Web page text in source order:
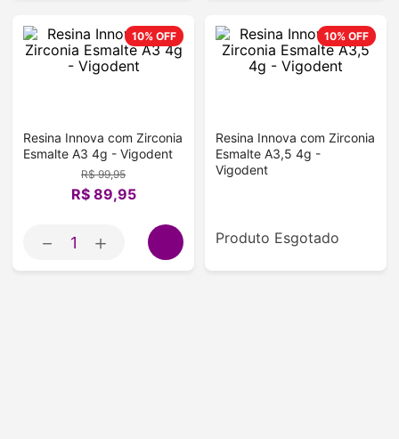
10% OFF
Resina Innova com Zirconia
Esmalte A3 4g - Vigodent
R$ 99,95
R$ 89,95
＋
－
10% OFF
Resina Innova com Zirconia
Esmalte A3,5 4g -
Vigodent
Produto Esgotado